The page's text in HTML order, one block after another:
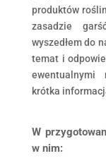
produktów
zasadzie
wyszedłem do
temat i
ewentualnymi
krótka
W
w nim: